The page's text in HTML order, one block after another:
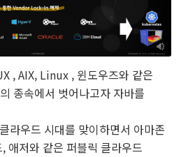
, AIX, Linux , 윈도우즈와 같은
종속에서 벗어나고자 자바를
라우드 시대를 맞이하면서 아마존
애저와 같은 퍼블릭 클라우드